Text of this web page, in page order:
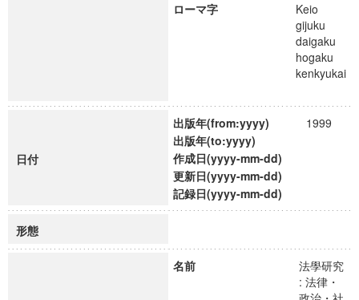
ローマ字
Keio
gijuku
daigaku
hogaku
kenkyukai
日付
出版年(from:yyyy)
1999
出版年(to:yyyy)
作成日(yyyy-mm-dd)
更新日(yyyy-mm-dd)
記録日(yyyy-mm-dd)
形態
名前
法學研究
: 法律・